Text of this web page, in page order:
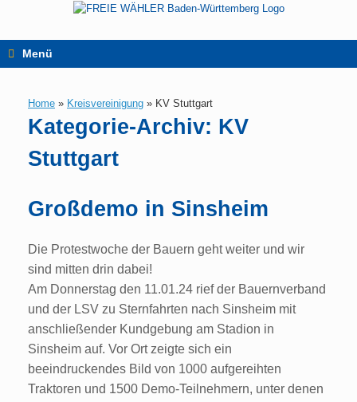
springen
Menü
Home » Kreisvereinigung » KV Stuttgart
Kategorie-Archiv: KV
Stuttgart
Großdemo in Sinsheim
Die Protestwoche der Bauern geht weiter und wir
sind mitten drin dabei!
Am Donnerstag den 11.01.24 rief der Bauernverband
und der LSV zu Sternfahrten nach Sinsheim mit
anschließender Kundgebung am Stadion in
Sinsheim auf. Vor Ort zeigte sich ein
beeindruckendes Bild von 1000 aufgereihten
Traktoren und 1500 Demo-Teilnehmern, unter denen